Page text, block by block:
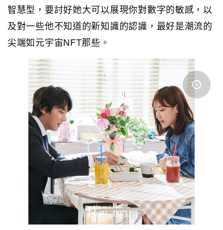
智慧型，要討好她大可以展現你對數字的敏感，以
及對一些他不知道的新知識的認識，最好是潮流的
尖端如元宇宙NFT那些。